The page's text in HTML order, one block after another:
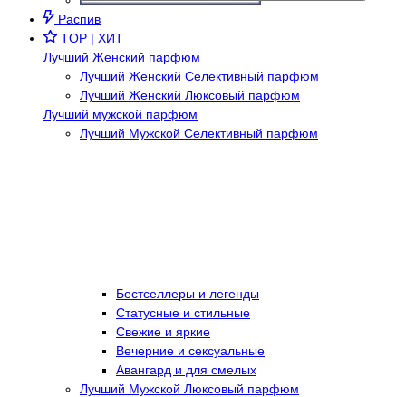
Распив
TOP | ХИТ
Лучший Женский парфюм
Лучший Женский Селективный парфюм
Лучший Женский Люксовый парфюм
Лучший мужской парфюм
Лучший Мужской Селективный парфюм
Бестселлеры и легенды
Статусные и стильные
Свежие и яркие
Вечерние и сексуальные
Авангард и для смелых
Лучший Мужской Люксовый парфюм